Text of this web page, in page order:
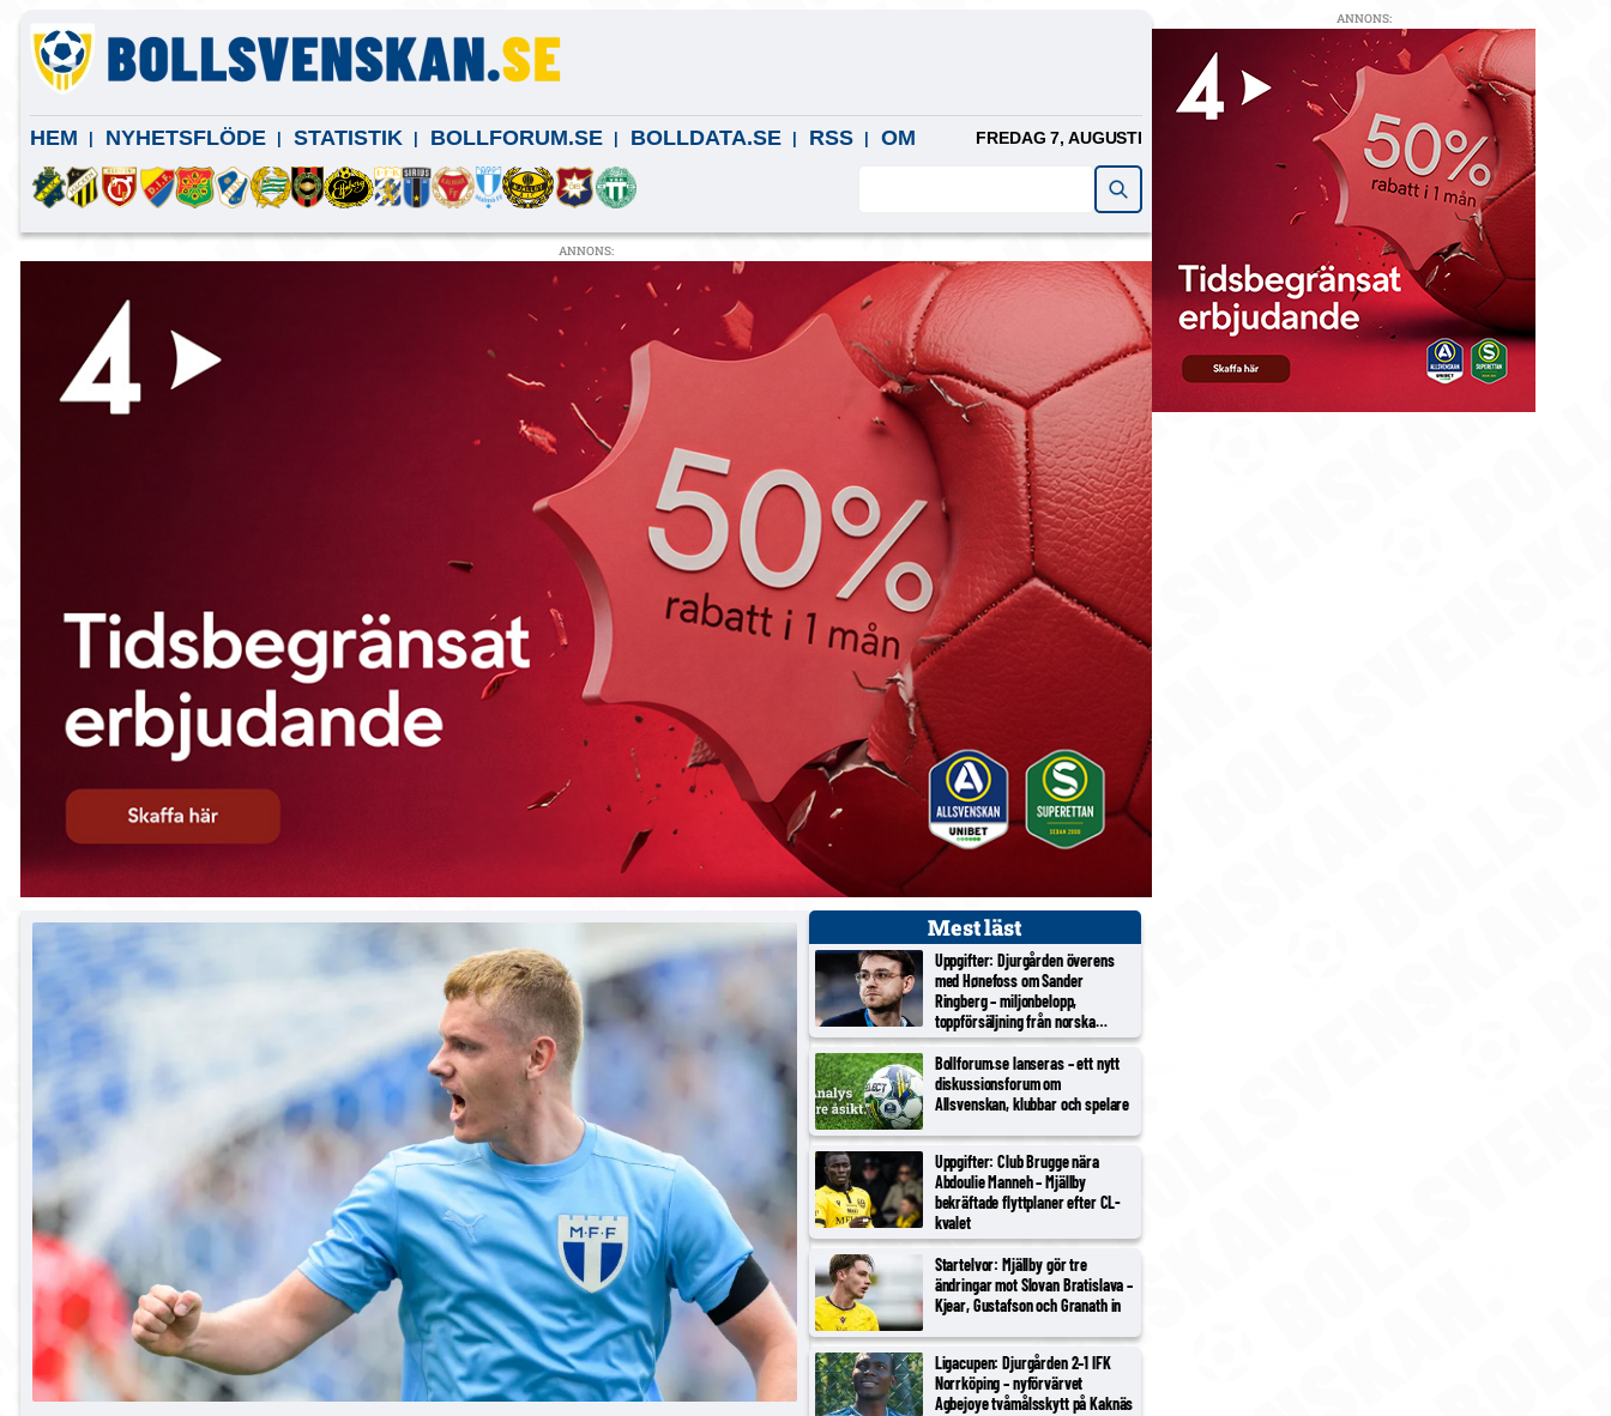
HEM NYHETSFLÖDE STATISTIK BOLLFORUM.SE BOLLDATA.SE RSS OM FREDAG 7, AUGUSTI
ANNONS:
Mest läst
Uppgifter: Djurgården överens
med Hønefoss om Sander
Ringberg – miljonbelopp,
toppförsäljning från norska
tredjeligan
Bollforum.se lanseras – ett nytt
diskussionsforum om
Allsvenskan, klubbar och spelare
Uppgifter: Club Brugge nära
Abdoulie Manneh – Mjällby
bekräftade flyttplaner efter CL-
kvalet
Startelvor: Mjällby gör tre
ändringar mot Slovan Bratislava –
Kjear, Gustafson och Granath in
Ligacupen: Djurgården 2–1 IFK
Norrköping – nyförvärvet
Agbejoye tvåmålsskytt på Kaknäs
ANNONS: